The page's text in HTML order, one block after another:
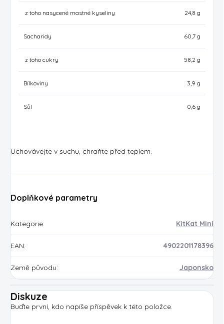
z toho nasycené mastné kyseliny 24,8 g
Sacharidy 60,7 g
z toho cukry 58,2 g
Bílkoviny 3,9 g
Sůl 0,6 g
Uchovávejte v suchu, chraňte před teplem.
Doplňkové parametry
Kategorie: KitKat Mini
EAN: 4902201178396
Země původu: Japonsko
Diskuze
Buďte první, kdo napíše příspěvek k této položce.